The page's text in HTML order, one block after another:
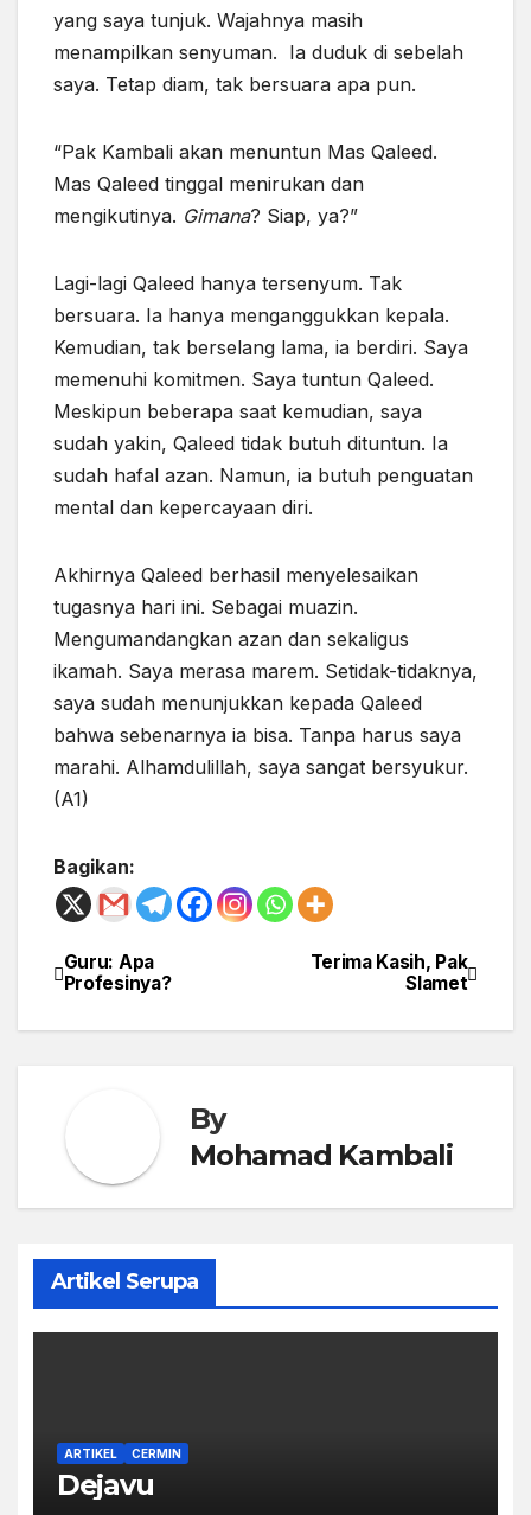
yang saya tunjuk. Wajahnya masih
menampilkan senyuman. Ia duduk di sebelah
saya. Tetap diam, tak bersuara apa pun.
“Pak Kambali akan menuntun Mas Qaleed.
Mas Qaleed tinggal menirukan dan
mengikutinya. Gimana? Siap, ya?”
Lagi-lagi Qaleed hanya tersenyum. Tak
bersuara. Ia hanya menganggukkan kepala.
Kemudian, tak berselang lama, ia berdiri. Saya
memenuhi komitmen. Saya tuntun Qaleed.
Meskipun beberapa saat kemudian, saya
sudah yakin, Qaleed tidak butuh dituntun. Ia
sudah hafal azan. Namun, ia butuh penguatan
mental dan kepercayaan diri.
Akhirnya Qaleed berhasil menyelesaikan
tugasnya hari ini. Sebagai muazin.
Mengumandangkan azan dan sekaligus
ikamah. Saya merasa marem. Setidak-tidaknya,
saya sudah menunjukkan kepada Qaleed
bahwa sebenarnya ia bisa. Tanpa harus saya
marahi. Alhamdulillah, saya sangat bersyukur.
(A1)
Bagikan:
Post
navigation
Terima Kasih, Pak
Slamet
Guru: Apa
Profesinya?
By
Mohamad Kambali
Artikel Serupa
ARTIKEL CERMIN
Dejavu